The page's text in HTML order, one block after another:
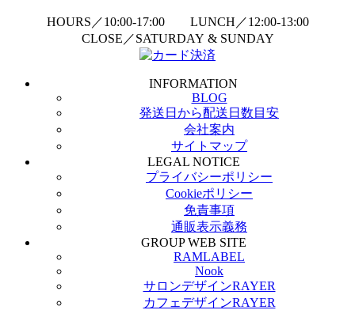
HOURS／10:00-17:00 LUNCH／12:00-13:00
CLOSE／SATURDAY & SUNDAY
INFORMATION
BLOG
発送日から配送日数目安
会社案内
サイトマップ
LEGAL NOTICE
プライバシーポリシー
Cookieポリシー
免責事項
通販表示義務
GROUP WEB SITE
RAMLABEL
Nook
サロンデザインRAYER
カフェデザインRAYER